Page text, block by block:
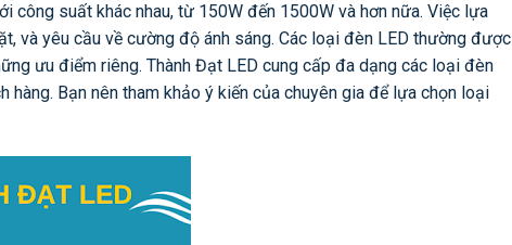
công suất khác nhau, từ 150W đến 1500W và hơn nữa. Việc lựa
và yêu cầu về cường độ ánh sáng. Các loại đèn LED thường được
ưu điểm riêng. Thành Đạt LED cung cấp đa dạng các loại đèn
Bạn nên tham khảo ý kiến của chuyên gia để lựa chọn loại